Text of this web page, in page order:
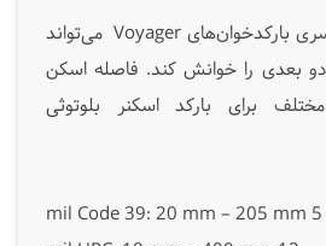
بارکد خوان 1472gاز سری بارکدخوان‌های Voyager می‌تواند
بعدی را خوانش کند. فاصله اسکن
برای بارکد اسکنر بلوتوثی
5 mil Code 39: 20 mm – 205 mm